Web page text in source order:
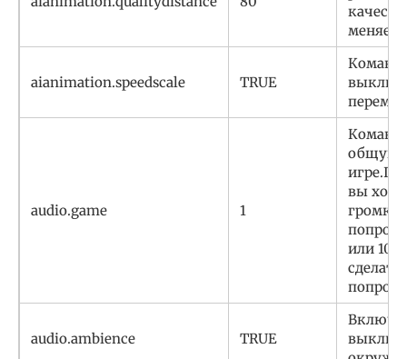
aianimation.speedscale TRUE
audio.game 1
общую
вы
или 10.
audio.ambience TRUE